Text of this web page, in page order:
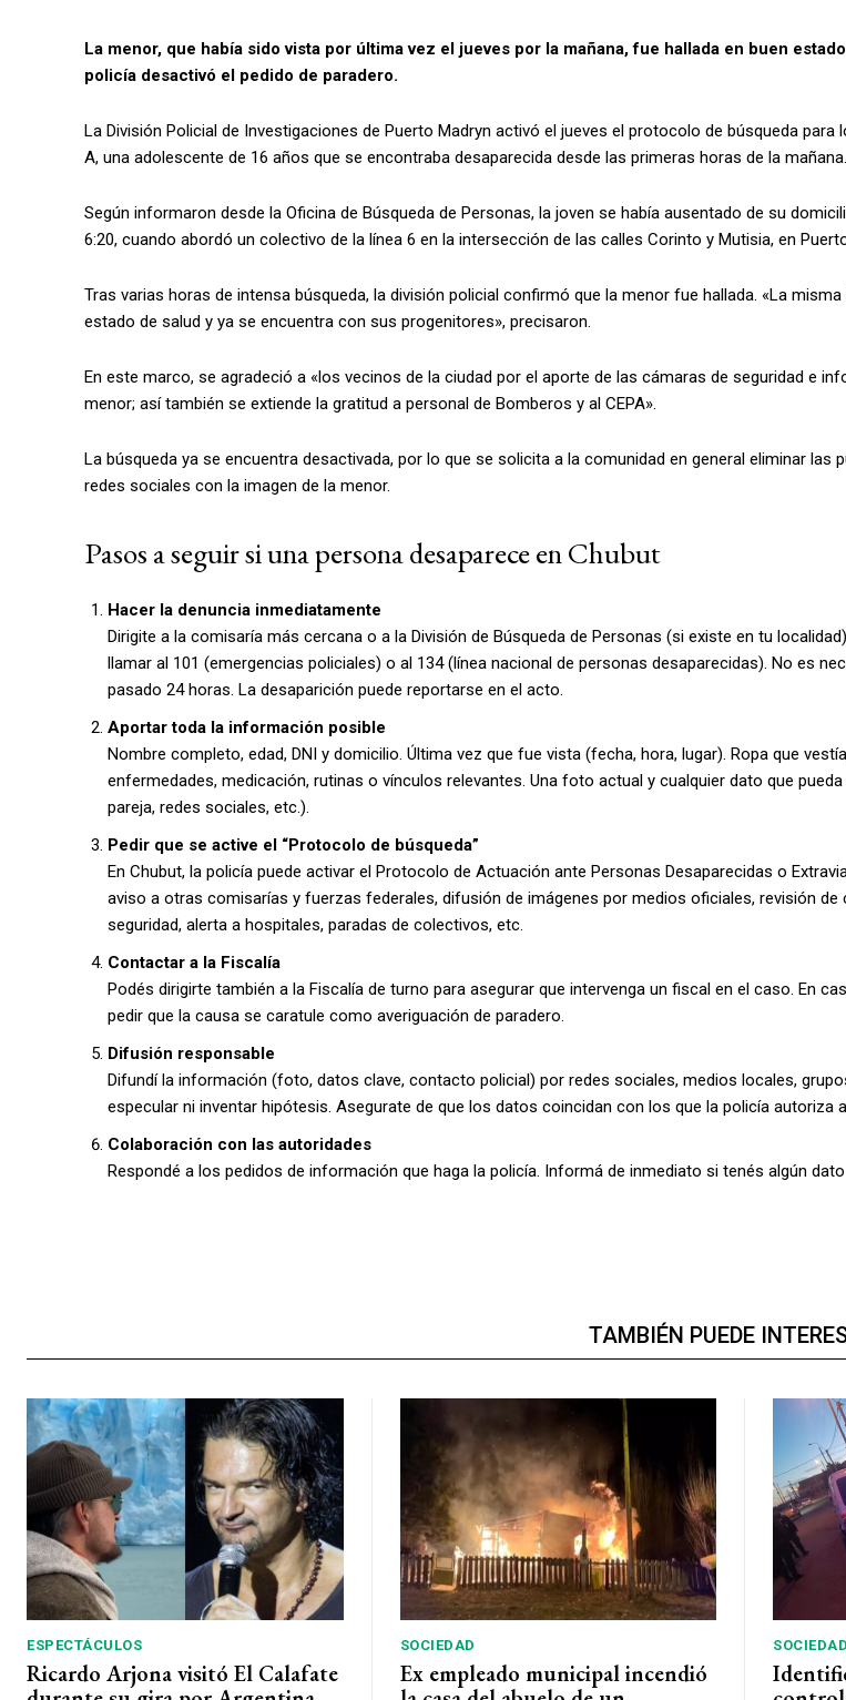
La menor, que había sido vista por última vez el jueves por la mañana, fue hallada en buen
policía desactivó el pedido de paradero.
La División Policial de Investigaciones de Puerto Madryn activó el jueves el protocolo de búsqueda para
A, una adolescente de 16 años que se encontraba desaparecida desde las primeras horas de la mañana.
Según informaron desde la Oficina de Búsqueda de Personas, la joven se había ausentado de su
6:20, cuando abordó un colectivo de la línea 6 en la intersección de las calles Corinto y Mutisia, en
Tras varias horas de intensa búsqueda, la división policial confirmó que la menor fue hallada. «La
estado de salud y ya se encuentra con sus progenitores», precisaron.
En este marco, se agradeció a «los vecinos de la ciudad por el aporte de las cámaras de seguridad e
menor; así también se extiende la gratitud a personal de Bomberos y al CEPA».
La búsqueda ya se encuentra desactivada, por lo que se solicita a la comunidad en general eliminar las
redes sociales con la imagen de la menor.
Pasos a seguir si una persona desaparece en Chubut
Hacer la denuncia inmediatamente
Dirigite a la comisaría más cercana o a la División de Búsqueda de Personas (si existe en tu
llamar al 101 (emergencias policiales) o al 134 (línea nacional de personas desaparecidas). No es
pasado 24 horas. La desaparición puede reportarse en el acto.
Aportar toda la información posible
Nombre completo, edad, DNI y domicilio. Última vez que fue vista (fecha, hora, lugar). Ropa que
enfermedades, medicación, rutinas o vínculos relevantes. Una foto actual y cualquier dato que
pareja, redes sociales, etc.).
Pedir que se active el “Protocolo de búsqueda”
En Chubut, la policía puede activar el Protocolo de Actuación ante Personas Desaparecidas o
aviso a otras comisarías y fuerzas federales, difusión de imágenes por medios oficiales, revisión de
seguridad, alerta a hospitales, paradas de colectivos, etc.
Contactar a la Fiscalía
Podés dirigirte también a la Fiscalía de turno para asegurar que intervenga un fiscal en el caso. En
pedir que la causa se caratule como averiguación de paradero.
Difusión responsable
Difundí la información (foto, datos clave, contacto policial) por redes sociales, medios locales,
especular ni inventar hipótesis. Asegurate de que los datos coincidan con los que la policía autoriza
Colaboración con las autoridades
Respondé a los pedidos de información que haga la policía. Informá de inmediato si tenés algún
TAMBIÉN PUEDE
ESPECTÁCULOS
Ricardo Arjona visitó El Calafate
SOCIEDAD
Ex empleado municipal incendió
SOCIEDAD